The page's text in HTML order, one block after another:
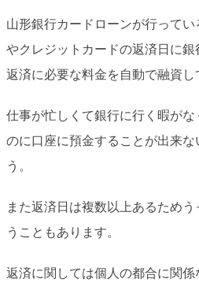
山形銀行カードローンが行って
やクレジットカードの返済日に銀
返済に必要な料金を自動で融資し
仕事が忙しくて銀行に行く暇が
のに口座に預金することが出来な
う。
また返済日は複数以上あるため
うこともあります。
返済に関しては個人の都合に関